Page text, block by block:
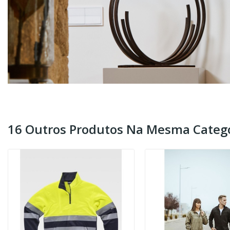
16 Outros Produtos Na Mesma